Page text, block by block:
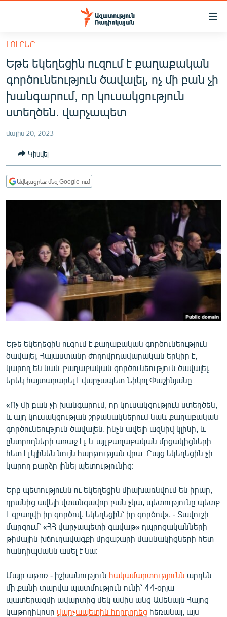
Մատչելիության
հիմնական
բովանդակությանը
հիմնական
մենյուին
Որոնում
ՀԱՅԱՍՏԱՆ
ՔԱՂԱՔԱԿԱՆ
ԸՆՏՐՈՒԹՅՈՒՆՆԵՐ 2026
ՏՆՏԵՍՈՒԹՅՈՒՆ
ՂԱՐԱԲԱՂ
ՊԱՏԵՐԱԶՄԻ 6 ՇԱԲԱԹՆԵՐԸ
ՄԻՋԱԶԳԱՅԻՆ
ՄՇԱԿՈՒՅԹ
ՍՊՈՐՏ
ՄԵԿՆԱԲԱՆՈՒԹՅՈՒՆ
ՏՏ ԵՒ ԻՆՏԵՐՆԵՏ
ԱՐԽԻՎ
ՏԵՍԱՆՅՈՒԹԵՐ
ԲԱՆԱՎԵՃ
ՁԳՏԵԼՈՎ ԼԱՎԱԳՈՒՅՆԻՆ
ՓՈԴՔԱՍԹ
Հայերեն
English
ՀԵՏԵՎԵՔ ՄԵԶ
«Ազատության» բոլոր կայքերը
ԼՈՒՐԵՐ
Եթե եկեղեցին ուզում է քաղաքական
գործունեություն ծավալել, ոչ մի բան չի
խանգարում, որ կուսակցություն
ստեղծեն. վարչապետ
մայիս 20, 2023
Կիսվել
Ավելացրեք մեզ Google-ում
Եթե եկեղեցին ուզում է քաղաքական գործունեություն
ծավալել, Հայաստանը ժողովրդավարական երկիր է,
կարող են նաև քաղաքական գործունեություն ծավալել,
երեկ հայտարարել է վարչապետ Նիկոլ Փաշինյանը։
«Ոչ մի բան չի խանգարում, որ կուսակցություն ստեղծեն,
և այդ կուսակցության շրջանակներում նաև քաղաքական
գործունեություն ծավալեն, ինչն ավելի ազնիվ կլինի, և
ընտրողների առաջ էլ, և այլ քաղաքական մրցակիցների
հետ էլ կլինեն նույն հարթության վրա։ Բայց եկեղեցին չի
կարող բարձր լինել պետությունից։
Երբ պետությունն ու եկեղեցին միախառնվում են իրար,
դրանից ավելի վտանգավոր բան չկա, պետությունը պետք
է զբաղվի իր գործով, եկեղեցին՝ իր գործով», - Տավուշի
մարզում՝ «ՀՀ վարչապետի գավաթ» դպրոցականների
թիմային խճուղավազքի մրցաշարի մասնակիցների հետ
հանդիպմանն ասել է նա։
Մայր աթոռ - իշխանություն հակամարտությունն արդեն
մի քանի տարվա պատմություն ունի՝ 44-օրյա
պատերազմի ավարտից մեկ ամիս անց Ամենայն Հայոց
կաթողիկոսը վարչապետին հորդորեց հեռանալ, այս